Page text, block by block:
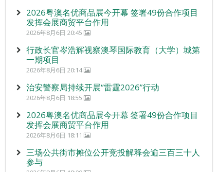
2026粤澳名优商品展今开幕 签署49份合作项目
发挥会展商贸平台作用
2026年8月6日 20:45
行政长官岑浩辉视察澳琴国际教育（大学）城第
一期项目
2026年8月6日 20:14
治安警察局持续开展“雷霆2026”行动
2026年8月6日 18:55
2026粤澳名优商品展今开幕 签署49份合作项目
发挥会展商贸平台作用
2026年8月6日 18:11
三场公共街市摊位公开竞投解释会逾三百三十人
参与